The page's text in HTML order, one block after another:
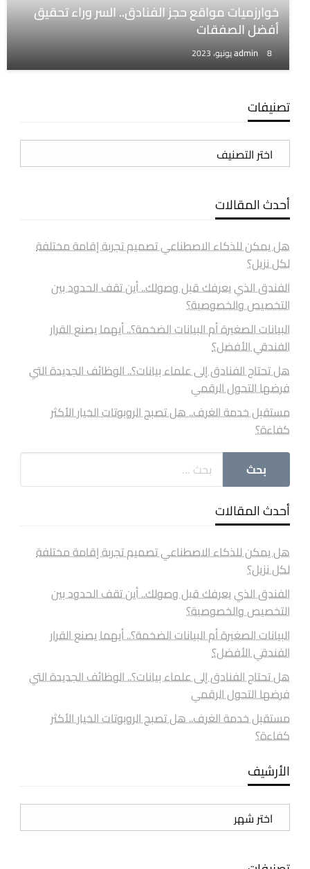
خوارزميات مواقع حجز الفنادق.. السر وراء تحقيق
أفضل الصفقات
admin 8 يونيو، 2023
تصنيفات
تصنيفات
أحدث المقالات
هل يمكن للذكاء الاصطناعي تصميم تجربة إقامة مختلفة
لكل نزيل؟
الفندق الذي يعرفك قبل وصولك.. أين تقف الحدود بين
التخصيص والخصوصية؟
البيانات الصغيرة أم البيانات الضخمة؟.. أيهما يصنع القرار
الفندقي الأفضل؟
هل تحتاج الفنادق إلى علماء بيانات؟.. الوظائف الجديدة التي
فرضها التحول الرقمي
مستقبل خدمة الغرف.. هل تصبح الروبوتات الخيار الأكثر
كفاءة؟
أحدث المقالات
هل يمكن للذكاء الاصطناعي تصميم تجربة إقامة مختلفة
لكل نزيل؟
الفندق الذي يعرفك قبل وصولك.. أين تقف الحدود بين
التخصيص والخصوصية؟
البيانات الصغيرة أم البيانات الضخمة؟.. أيهما يصنع القرار
الفندقي الأفضل؟
هل تحتاج الفنادق إلى علماء بيانات؟.. الوظائف الجديدة التي
فرضها التحول الرقمي
مستقبل خدمة الغرف.. هل تصبح الروبوتات الخيار الأكثر
كفاءة؟
الأرشيف
الأرشيف